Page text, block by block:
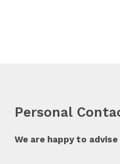
Personal
We are happy to